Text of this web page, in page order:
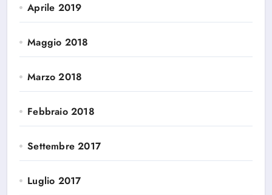
Aprile 2019
Maggio 2018
Marzo 2018
Febbraio 2018
Settembre 2017
Luglio 2017